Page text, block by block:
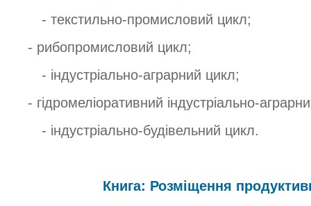
- текстильно-промисловий цикл;
- рибопромисловий цикл;
- індустріально-аграрний цикл;
- гідромеліоративний індустріально-
- індустріально-будівельний цикл.
Книга: Розміщення